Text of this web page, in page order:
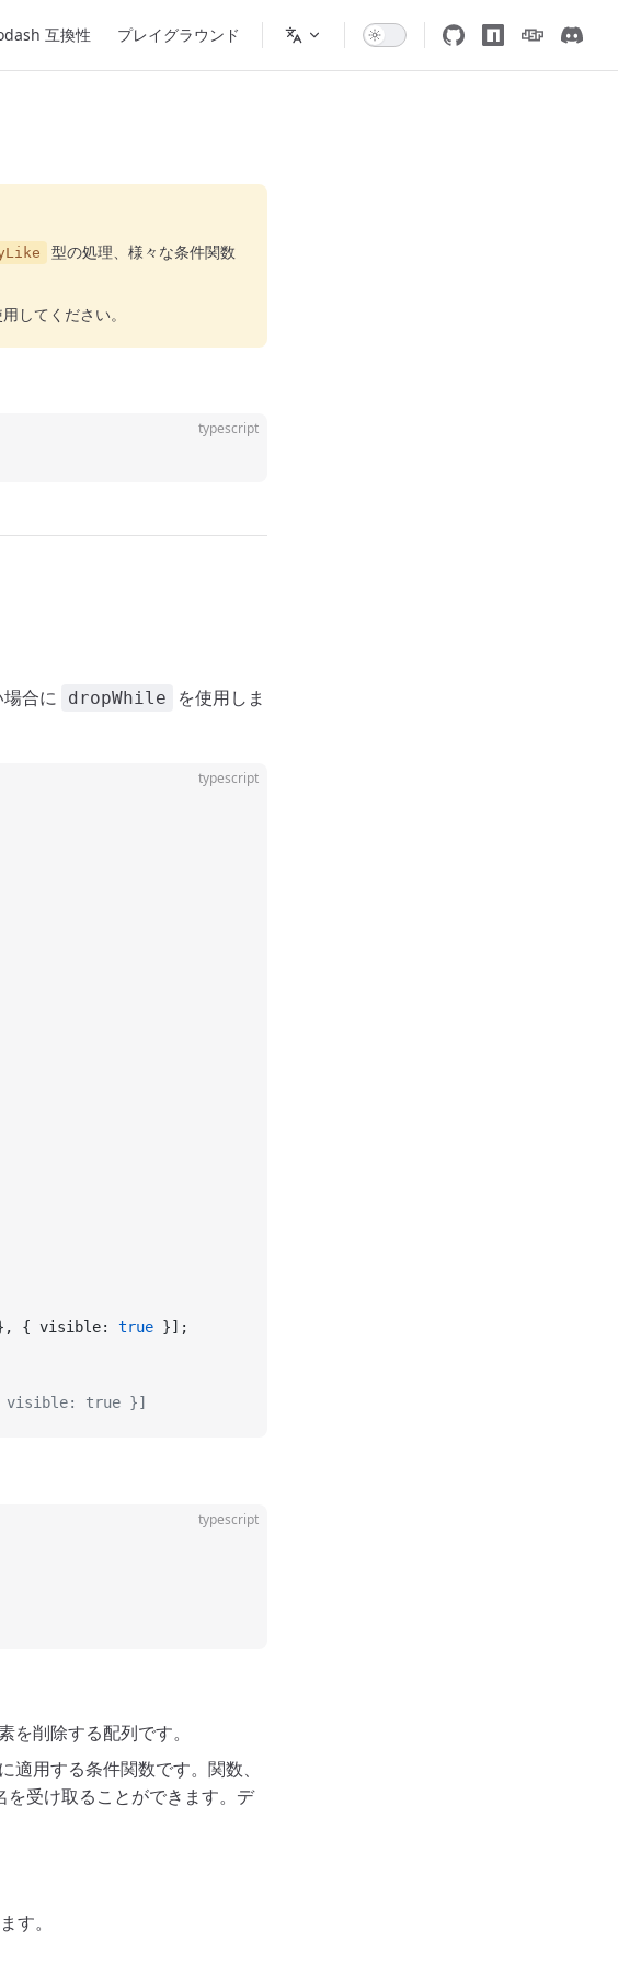
互換性 プレイグラウンド
型の処理、様々な条件関数
してください。
typescript
合に dropWhile
を使用しま
typescript
{ visible: true }];
true }]
typescript
を削除する配列です。
適用する条件関数です。関数、
受け取ることができます。デ
す。